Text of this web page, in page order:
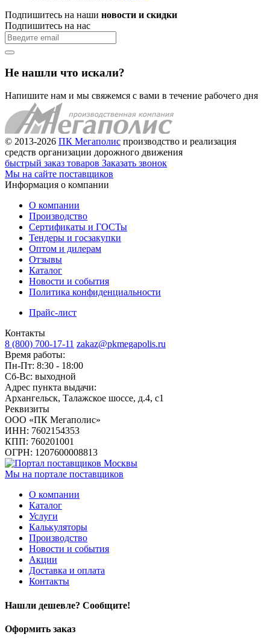
Подпишитесь на наши новости и скидки
Подпишитесь на нас
Не нашли что искали?
Напишите нам и мы свяжемся с вами в течение рабочего дня
© 2013-2026 ПК Мегаполис производство и реализация
средств организации дорожного движения
быстрый заказ товаров Заказать звонок
Мы на сайте поставщиков
Информация о компании
О компании
Производство
Сертификаты и ГОСТы
Тендеры и госзакупки
Оптом и дилерам
Отзывы
Каталог
Новости и события
Политика конфиденциальности
Прайс-лист
Контакты
8 (800) 700-17-11 zakaz@pkmegapolis.ru
Время работы:
Пн-Пт: 8:30 - 18:00
Сб-Вс: выходной
Адрес пункта выдачи:
Архангельск, Талажское шоссе, д.4, с1
Реквизиты
ООО «ПК Мегаполис»
ИНН: 7602154353
КПП: 760201001
ОГРН: 1207600008813
Мы на портале поставщиков
О компании
Каталог
Услуги
Калькуляторы
Производство
Новости и события
Акции
Доставка и оплата
Контакты
Нашли дешевле? Сообщите!
Оформить заказ